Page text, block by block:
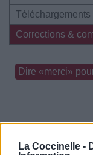
La Coccinelle -
Téléchargements
Corrections &
Dire «merci»